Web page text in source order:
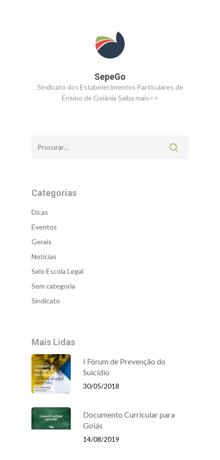
SepeGo
Sindicato dos Estabelecimentos Particulares de
Ensino de Goiânia Saiba mais>>
Categorias
Dicas
Eventos
Gerais
Notícias
Selo Escola Legal
Sem categoria
Sindicato
Mais Lidas
I Fórum de Prevenção do
Suicídio
30/05/2018
Documento Curricular para
Goiás
14/08/2019